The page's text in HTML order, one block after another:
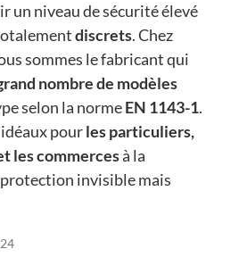
un niveau de sécurité élevé
discrets. Chez
sommes le fabricant qui
nombre de modèles
selon la normeEN 1143-1.
pourles particuliers,
les commercesà la
protection invisible mais
24